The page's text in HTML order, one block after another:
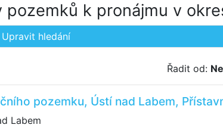
pozemků k pronájmu v
Upravit hledání
Řadit od:
pozemku, Ústí nad Labem,
Labem